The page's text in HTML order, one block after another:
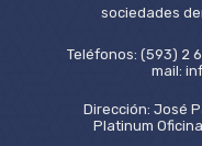
sociedades
Teléfonos: (593) 2
mail:
Dirección: José
Platinum